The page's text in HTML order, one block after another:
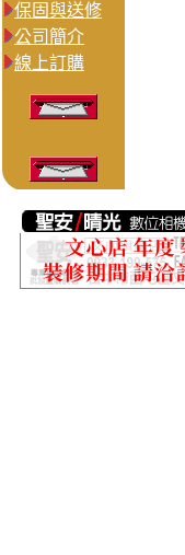
保固與送修
公司簡介
線上訂購